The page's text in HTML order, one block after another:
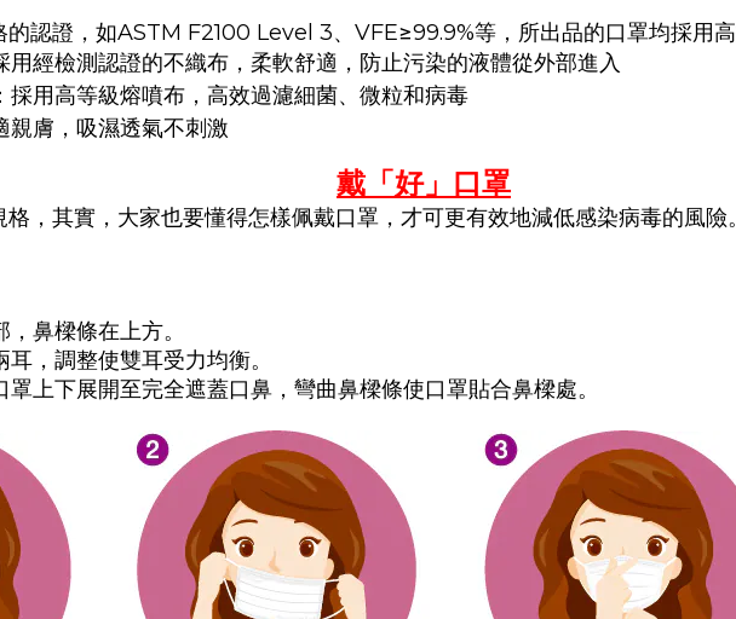
的認證，如ASTM F2100 Level 3、 VFE≥99.9%等，所出品的口罩均採用
用經檢測認證的不織布，柔軟舒適，防止污染的液體從外部進入
採用高等級熔噴布，高效過濾細菌、微粒和病毒
親膚，吸濕透氣不刺激
戴「好」口罩
，其實，大家也要懂得怎樣佩戴口罩，才可更有效地減低感染病毒的風險
鼻樑條在上方。
，調整使雙耳受力均衡。
上下展開至完全遮蓋口鼻，彎曲鼻樑條使口罩貼合鼻樑處。